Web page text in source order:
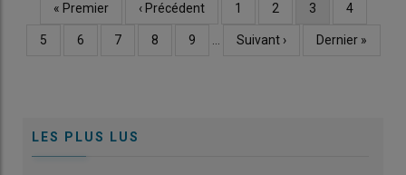
Première
« Premier
Page
‹ Précédent Page
1 Page
2
Page
3 Page
4
Page
5 Page
6 Page
7 Page
8 Page
9 …
Page
Suivant ›
Dernière
Dernier »
LES PLUS LUS